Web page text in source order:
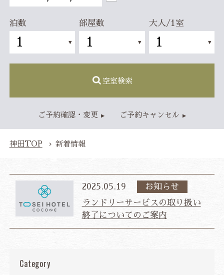
泊数 部屋数 大人/1室
空室検索
ご予約確認・変更 ご予約キャンセル
神田TOP 新着情報
2025.05.19
お知らせ
ランドリーサービスの取り扱い
終了についてのご案内
Category
アクセス・施設情報 アクセス施設情報
新着情報